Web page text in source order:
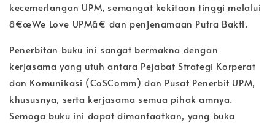
kecemerlangan UPM, semangat kekitaan tinggi melalui
â€œWe Love UPMâ€ dan penjenamaan Putra Bakti.
Penerbitan buku ini sangat bermakna dengan
kerjasama yang utuh antara Pejabat Strategi Korperat
dan Komunikasi (CoSComm) dan Pusat Penerbit UPM,
khususnya, serta kerjasama semua pihak amnya.
Semoga buku ini dapat dimanfaatkan, yang buka